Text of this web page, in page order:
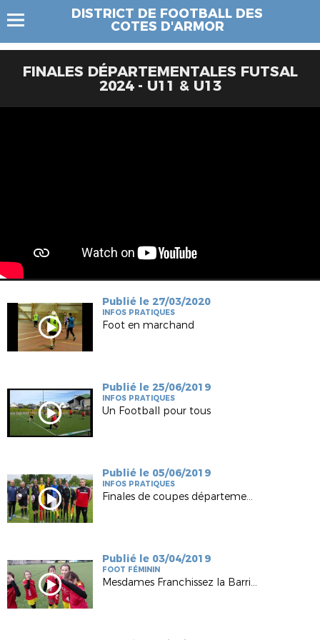
DISTRICT DE FOOTBALL DES
COTES D'ARMOR
FINALES DÉPARTEMENTALES FUTSAL
2024 - U11 & U13
Publié le 27/03/2020
INFOS PRATIQUES
Foot en marchand
Publié le 25/06/2019
INFOS PRATIQUES
Un Football pour tous
Publié le 05/06/2019
INFOS PRATIQUES
Finales de coupes départementales 2019
Publié le 03/04/2019
FOOT FÉMININ
Mesdames Franchissez la Barrière FC Lié Plouguenast